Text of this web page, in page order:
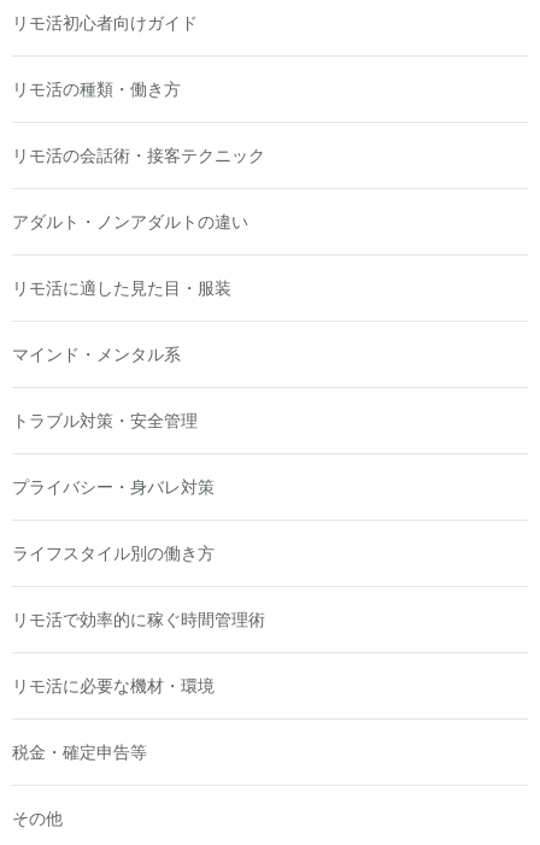
リモ活初心者向けガイド
リモ活の種類・働き方
リモ活の会話術・接客テクニック
アダルト・ノンアダルトの違い
リモ活に適した見た目・服装
マインド・メンタル系
トラブル対策・安全管理
プライバシー・身バレ対策
ライフスタイル別の働き方
リモ活で効率的に稼ぐ時間管理術
リモ活に必要な機材・環境
税金・確定申告等
その他